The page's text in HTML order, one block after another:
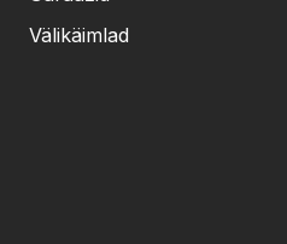
Välikäimlad